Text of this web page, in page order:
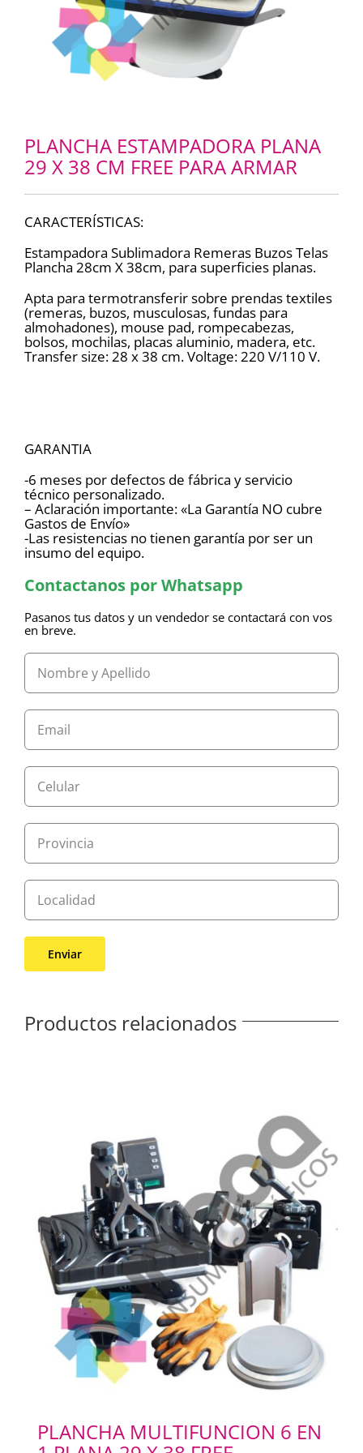
PLANCHA ESTAMPADORA PLANA
29 X 38 CM FREE PARA ARMAR
CARACTERÍSTICAS:
Estampadora Sublimadora Remeras Buzos Telas
Plancha 28cm X 38cm, para superficies planas.
Apta para termotransferir sobre prendas textiles
(remeras, buzos, musculosas, fundas para
almohadones), mouse pad, rompecabezas,
bolsos, mochilas, placas aluminio, madera, etc.
Transfer size: 28 x 38 cm. Voltage: 220 V/110 V.
GARANTIA
-6 meses por defectos de fábrica y servicio
técnico personalizado.
– Aclaración importante: «La Garantía NO cubre
Gastos de Envío»
-Las resistencias no tienen garantía por ser un
insumo del equipo.
Contactanos por Whatsapp
Pasanos tus datos y un vendedor se contactará con vos
en breve.
Productos relacionados
PLANCHA MULTIFUNCION 6 EN